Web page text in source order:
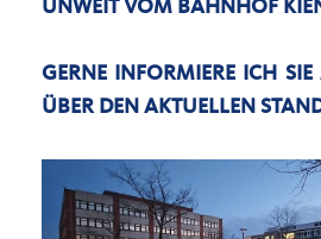
UNWEIT VOM BAHNHOF
GERNE INFORMIERE ICH
ÜBER DEN AKTUELLEN